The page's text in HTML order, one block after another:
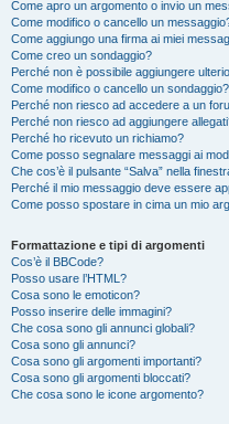
Come apro un argomento o invio un
Come modifico o cancello un
Come aggiungo una firma ai miei
Come creo un sondaggio?
Perché non è possibile aggiungere
Come modifico o cancello un sondaggio?
Perché non riesco ad accedere a un
Perché non riesco ad aggiungere
Perché ho ricevuto un richiamo?
Come posso segnalare messaggi ai
Che cos’è il pulsante “Salva” nella
Perché il mio messaggio deve essere
Come posso spostare in cima un mio
Formattazione e tipi di argomenti
Cos’è il BBCode?
Posso usare l’HTML?
Cosa sono le emoticon?
Posso inserire delle immagini?
Che cosa sono gli annunci globali?
Cosa sono gli annunci?
Cosa sono gli argomenti importanti?
Cosa sono gli argomenti bloccati?
Che cosa sono le icone argomento?